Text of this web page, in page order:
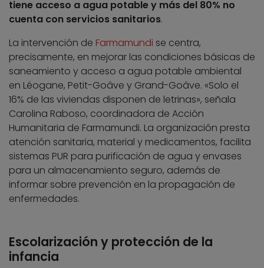
tiene acceso a agua potable y más del 80% no
cuenta con servicios sanitarios.
La intervención de Farmamundi se centra,
precisamente, en mejorar las condiciones básicas de
saneamiento y acceso a agua potable ambiental
en Léogane, Petit-Goâve y Grand-Goâve. «Solo el
16% de las viviendas disponen de letrinas», señala
Carolina Raboso, coordinadora de Acción
Humanitaria de Farmamundi. La organización presta
atención sanitaria, material y medicamentos, facilita
sistemas PUR para purificación de agua y envases
para un almacenamiento seguro, además de
informar sobre prevención en la propagación de
enfermedades.
Escolarización y protección de la
infancia